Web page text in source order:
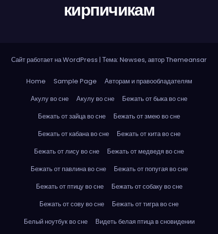
кирпичикам
Сайт работает на WordPress | Тема: Newses, авторThemeansar
Home Sample Page
Авторам и правообладателям
Акулу во сне
Акулу во сне
Бежать от быка во сне
Бежать от зайца во сне
Бежать от змею во сне
Бежать от кабана во сне
Бежать от кита во сне
Бежать от лису во сне
Бежать от медведя во сне
Бежать от павлина во сне
Бежать от попугая во сне
Бежать от птицу во сне
Бежать от собаку во сне
Бежать от сову во сне
Бежать от тигра во сне
Белый ноутбук во сне
Видеть белая птица в сновидении